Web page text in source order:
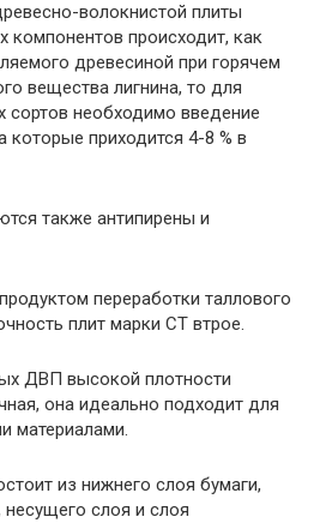
волокнистой плиты
компонентов происходит, как
древесиной при горячем
вещества лигнина, то для
сортов необходимо введение
которые приходится 4-8 % в
также антипирены и
переработки таллового
плит марки СТ втрое.
ДВП высокой плотности
она идеально подходит для
материалами.
из нижнего слоя бумаги,
слоя и слоя